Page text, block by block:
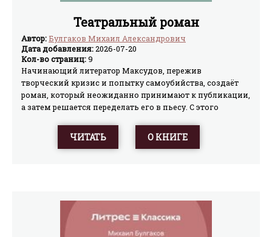
Театральный роман
Автор:Булгаков Михаил Александрович
Дата добавления:2026-07-20
Кол-во страниц:9
Начинающий литератор Максудов, пережив
творческий кризис и попытку самоубийства, создаёт
роман, который неожиданно принимают к публикации,
а затем решается переделать его в пьесу. С этого
знаменитого Художественного театра, где царят
гениальные и взбалмошные режиссёры, интригующие
самого себя.
ЧИТАТЬ О КНИГЕ